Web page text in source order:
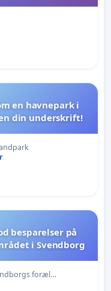
en havnepark i
din underskrift!
besparelser på
i Svendborg
foræl…